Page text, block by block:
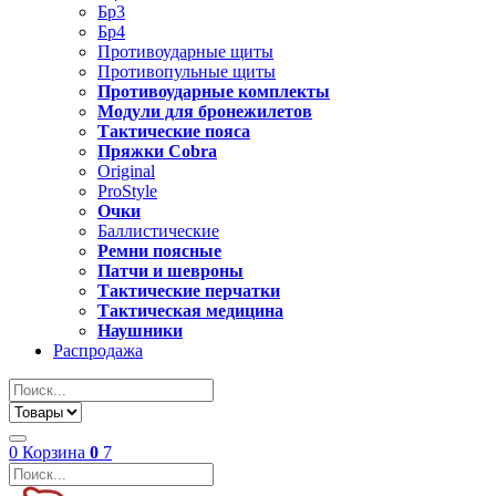
Бр3
Бр4
Противоударные щиты
Противопульные щиты
Противоударные комплекты
Модули для бронежилетов
Тактические пояса
Пряжки Cobra
Original
ProStyle
Очки
Баллистические
Ремни поясные
Патчи и шевроны
Тактические перчатки
Тактическая медицина
Наушники
Распродажа
0 Корзина 0 7